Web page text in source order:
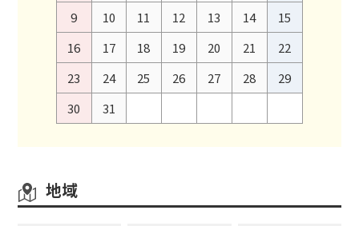
9
10 11 12 13 14
15
16
17 18 19 20 21
22
23
24 25 26 27 28
29
30
31
地域